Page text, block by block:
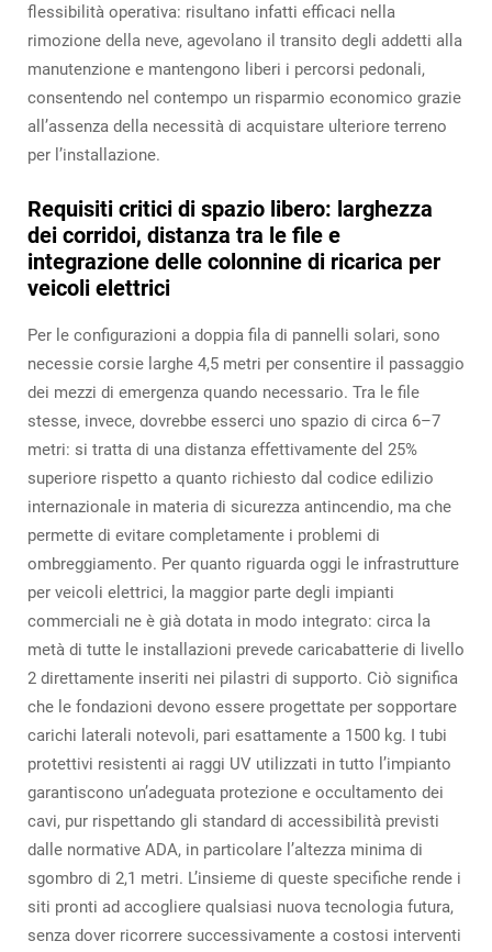
flessibilità operativa: risultano infatti efficaci nella
rimozione della neve, agevolano il transito degli addetti alla
manutenzione e mantengono liberi i percorsi pedonali,
consentendo nel contempo un risparmio economico grazie
all’assenza della necessità di acquistare ulteriore terreno
per l’installazione.
Requisiti critici di spazio libero: larghezza
dei corridoi, distanza tra le file e
integrazione delle colonnine di ricarica per
veicoli elettrici
Per le configurazioni a doppia fila di pannelli solari, sono
necessie corsie larghe 4,5 metri per consentire il passaggio
dei mezzi di emergenza quando necessario. Tra le file
stesse, invece, dovrebbe esserci uno spazio di circa 6–7
metri: si tratta di una distanza effettivamente del 25%
superiore rispetto a quanto richiesto dal codice edilizio
internazionale in materia di sicurezza antincendio, ma che
permette di evitare completamente i problemi di
ombreggiamento. Per quanto riguarda oggi le infrastrutture
per veicoli elettrici, la maggior parte degli impianti
commerciali ne è già dotata in modo integrato: circa la
metà di tutte le installazioni prevede caricabatterie di livello
2 direttamente inseriti nei pilastri di supporto. Ciò significa
che le fondazioni devono essere progettate per sopportare
carichi laterali notevoli, pari esattamente a 1500 kg. I tubi
protettivi resistenti ai raggi UV utilizzati in tutto l’impianto
garantiscono un’adeguata protezione e occultamento dei
cavi, pur rispettando gli standard di accessibilità previsti
dalle normative ADA, in particolare l’altezza minima di
sgombro di 2,1 metri. L’insieme di queste specifiche rende i
siti pronti ad accogliere qualsiasi nuova tecnologia futura,
senza dover ricorrere successivamente a costosi interventi